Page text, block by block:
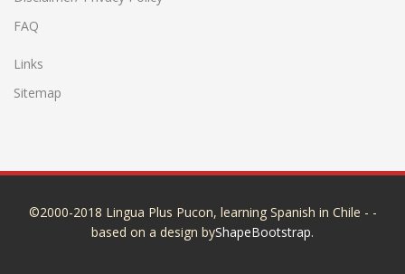
FAQ
Links
Sitemap
©2000-2018 Lingua Plus Pucon, learning Spanish in Chile - -
based on a design byShapeBootstrap.